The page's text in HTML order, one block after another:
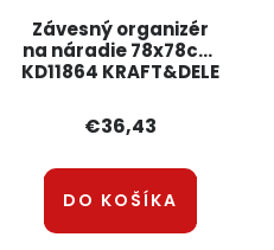
Závesný organizér
na náradie 78x78cm
KD11864 KRAFT&DELE
€36,43
DO KOŠÍKA